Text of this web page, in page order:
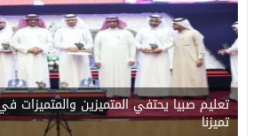
تعليم صبيا يحتفي المتميزين والمتميزات
تميزنا